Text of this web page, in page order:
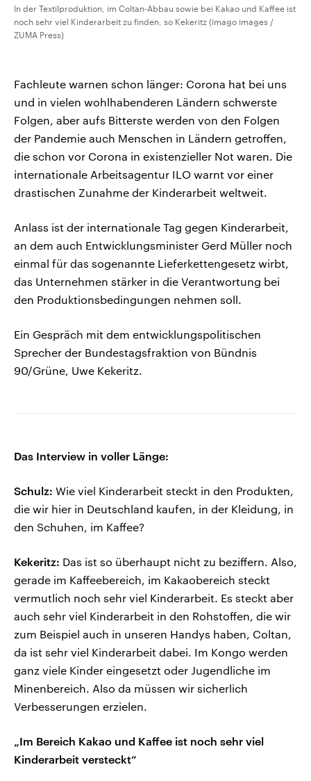
In der Textilproduktion, im Coltan-Abbau sowie bei Kakao und Kaffee ist
noch sehr viel Kinderarbeit zu finden, so Kekeritz (imago images /
ZUMA Press)
Fachleute warnen schon länger: Corona hat bei uns
und in vielen wohlhabenderen Ländern schwerste
Folgen, aber aufs Bitterste werden von den Folgen
der Pandemie auch Menschen in Ländern getroffen,
die schon vor Corona in existenzieller Not waren. Die
internationale Arbeitsagentur ILO warnt vor einer
drastischen Zunahme der Kinderarbeit weltweit.
Anlass ist der internationale Tag gegen Kinderarbeit,
an dem auch Entwicklungsminister Gerd Müller noch
einmal für das sogenannte Lieferkettengesetz wirbt,
das Unternehmen stärker in die Verantwortung bei
den Produktionsbedingungen nehmen soll.
Ein Gespräch mit dem entwicklungspolitischen
Sprecher der Bundestagsfraktion von Bündnis
90/Grüne, Uwe Kekeritz.
Das Interview in voller Länge:
Schulz: Wie viel Kinderarbeit steckt in den Produkten,
die wir hier in Deutschland kaufen, in der Kleidung, in
den Schuhen, im Kaffee?
Kekeritz: Das ist so überhaupt nicht zu beziffern. Also,
gerade im Kaffeebereich, im Kakaobereich steckt
vermutlich noch sehr viel Kinderarbeit. Es steckt aber
auch sehr viel Kinderarbeit in den Rohstoffen, die wir
zum Beispiel auch in unseren Handys haben, Coltan,
da ist sehr viel Kinderarbeit dabei. Im Kongo werden
ganz viele Kinder eingesetzt oder Jugendliche im
Minenbereich. Also da müssen wir sicherlich
Verbesserungen erzielen.
„Im Bereich Kakao und Kaffee ist noch sehr viel
Kinderarbeit versteckt“